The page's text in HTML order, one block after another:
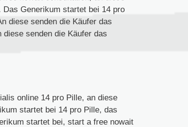
Generikum startet bei 14 pro
diese senden die Käufer das
senden die Käufer das
online 14 pro Pille, an diese
startet bei 14 pro Pille, das
startet bei, start a free nowait